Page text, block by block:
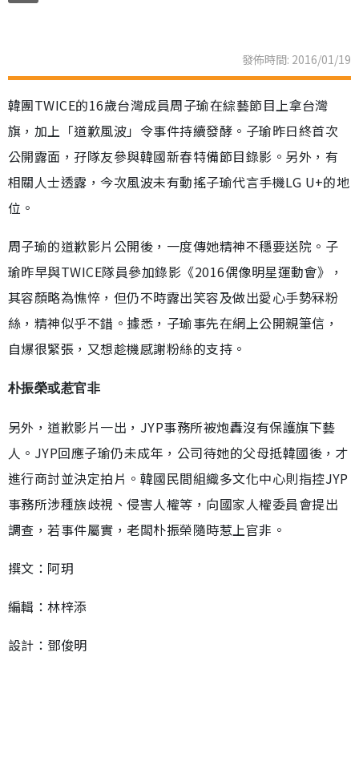
發佈時間: 2016/01/19
韓團TWICE的16歲台灣成員周子瑜在綜藝節目上拿台灣
旗，加上「道歉風波」令事件持續發酵。子瑜昨日終首次
公開露面，孖隊友參與韓國新春特備節目錄影。另外，有
相關人士透露，今次風波未有動搖子瑜代言手機LG U+的地
位。
周子瑜的道歉影片公開後，一度傳她精神不穩要送院。子
瑜昨早與TWICE隊員參加錄影《2016偶像明星運動會》，
其容顏略為憔悴，但仍不時露出笑容及做出愛心手勢冧粉
絲，精神似乎不錯。據悉，子瑜事先在網上公開親筆信，
自爆很緊張，又想趁機感謝粉絲的支持。
朴振榮或惹官非
另外，道歉影片一出，JYP事務所被炮轟沒有保護旗下藝
人。JYP回應子瑜仍未成年，公司待她的父母抵韓國後，才
進行商討並決定拍片。韓國民間組織多文化中心則指控JYP
事務所涉種族歧視、侵害人權等，向國家人權委員會提出
調查，若事件屬實，老闆朴振榮隨時惹上官非。
撰文：阿玥
編輯：林梓添
設計：鄧俊明